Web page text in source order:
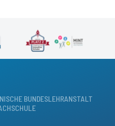
BUNDESLEHRANSTALT